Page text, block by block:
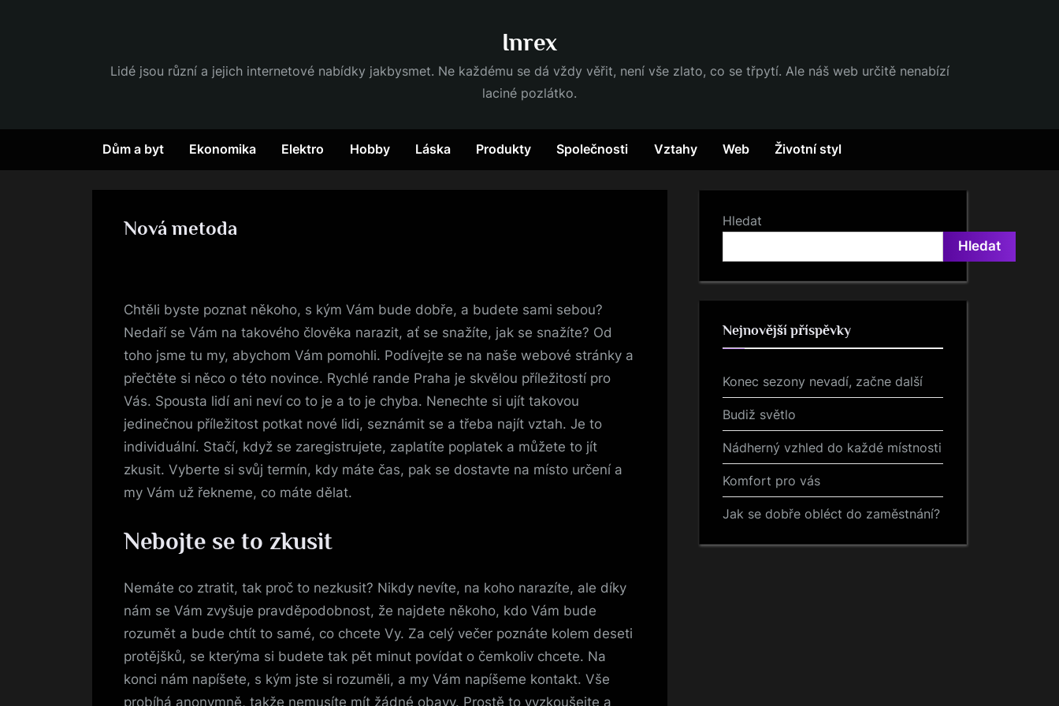
Inrex
Lidé jsou různí a jejich internetové nabídky jakbysmet. Ne každému se dá vždy věřit, není vše zlato, co se třpytí. Ale náš web určitě nenabízí
laciné pozlátko.
Dům a byt Ekonomika Elektro Hobby Láska Produkty Společnosti Vztahy Web Životní styl
Nová metoda
Chtěli byste poznat někoho, s kým Vám bude dobře, a budete sami sebou?
Nedaří se Vám na takového člověka narazit, ať se snažíte, jak se snažíte? Od
toho jsme tu my, abychom Vám pomohli. Podívejte se na naše webové stránky a
přečtěte si něco o této novince. Rychlé rande Praha je skvělou příležitostí pro
Vás. Spousta lidí ani neví co to je a to je chyba. Nenechte si ujít takovou
jedinečnou příležitost potkat nové lidi, seznámit se a třeba najít vztah. Je to
individuální. Stačí, když se zaregistrujete, zaplatíte poplatek a můžete to jít
zkusit. Vyberte si svůj termín, kdy máte čas, pak se dostavte na místo určení a
my Vám už řekneme, co máte dělat.
Nebojte se to zkusit
Nemáte co ztratit, tak proč to nezkusit? Nikdy nevíte, na koho narazíte, ale díky
nám se Vám zvyšuje pravděpodobnost, že najdete někoho, kdo Vám bude
rozumět a bude chtít to samé, co chcete Vy. Za celý večer poznáte kolem deseti
protějšků, se kterýma si budete tak pět minut povídat o čemkoliv chcete. Na
konci nám napíšete, s kým jste si rozuměli, a my Vám napíšeme kontakt. Vše
probíhá anonymně, takže nemusíte mít žádné obavy. Prostě to vyzkoušejte a
Hledat
Hledat
Nejnovější příspěvky
Konec sezony nevadí, začne další
Budiž světlo
Nádherný vzhled do každé místnosti
Komfort pro vás
Jak se dobře obléct do zaměstnání?